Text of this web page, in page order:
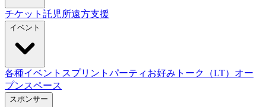
チケット 託児所遠方支援
イベント
各種イベント スプリント パーティ お好みトーク（LT） オー
プンスペース
スポンサー